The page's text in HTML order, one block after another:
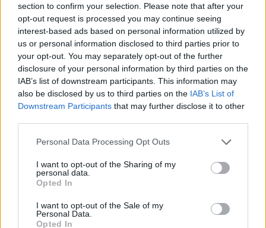
section to confirm your selection. Please note that after your
opt-out request is processed you may continue seeing
interest-based ads based on personal information utilized by
us or personal information disclosed to third parties prior to
your opt-out. You may separately opt-out of the further
disclosure of your personal information by third parties on the
IAB’s list of downstream participants. This information may
also be disclosed by us to third parties on the IAB’s List of
Downstream Participants that may further disclose it to other
Personal Data Processing Opt Outs
I want to opt-out of the Sharing of my
personal data.
Opted In
I want to opt-out of the Sale of my
Personal Data.
Opted In